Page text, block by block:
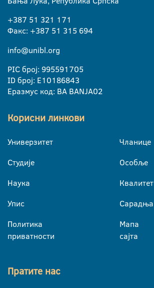
+387 51 321 171
Факс: +387 51 315 694
info@unibl.org
PIC број: 995591705
ID број: E10186843
Еразмус код: BA BANJA02
Корисни линкови
Универзитет
Студије
Наука
Упис
Политика
приватности
Чланице
Особље
Квалитет
Сарадња
Мапа
сајта
Пратите нас